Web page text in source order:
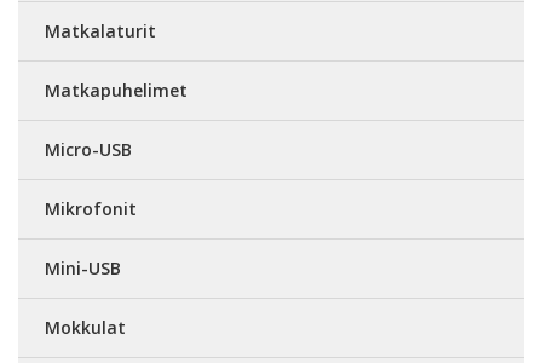
Matkalaturit
Matkapuhelimet
Micro-USB
Mikrofonit
Mini-USB
Mokkulat